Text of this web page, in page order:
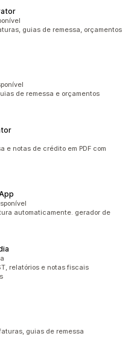
guias de remessa, orçamentos
de remessa e orçamentos
e notas de crédito em PDF com
automaticamente. gerador de
relatórios e notas fiscais
guias de remessa